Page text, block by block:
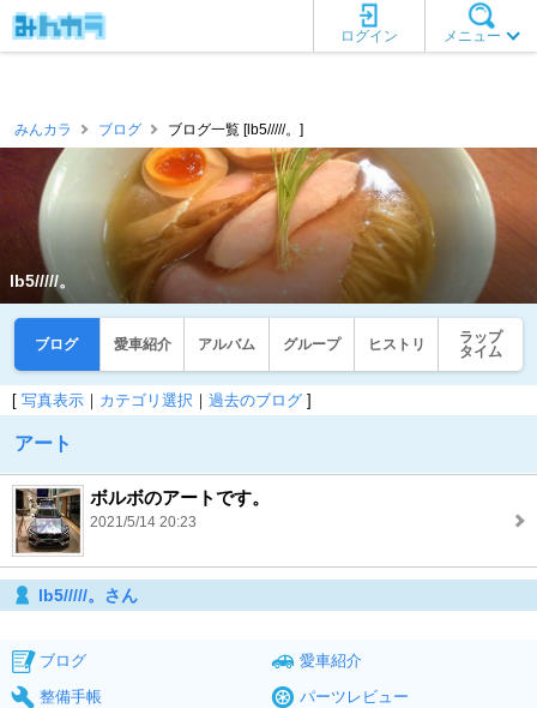
メニュー
ログイン
みんカラ ブログ ブログ一覧 [lb5/////。]
lb5/////。
ブログ 愛車紹介 アルバム グループ ヒストリ
ラップ
タイム
[ 写真表示 ｜ カテゴリ選択 ｜ 過去のブログ ]
アート
ボルボのアートです。
2021/5/14 20:23
lb5/////。さん
ブログ
愛車紹介
整備手帳
パーツレビュー